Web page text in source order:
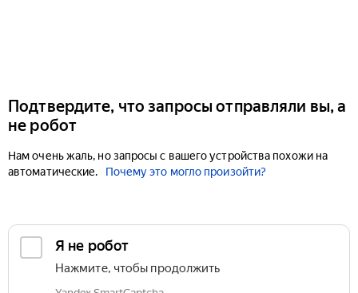
Подтвердите, что запросы отправляли вы, а
не робот
Нам очень жаль, но запросы с вашего устройства похожи на
автоматические.
Почему это могло произойти?